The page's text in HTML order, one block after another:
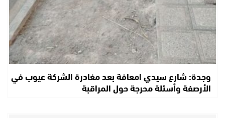
وجدة: شارع سيدي امعافة بعد مغادرة الشركة عيوب في
الأرصفة وأسئلة محرجة حول المراقبة